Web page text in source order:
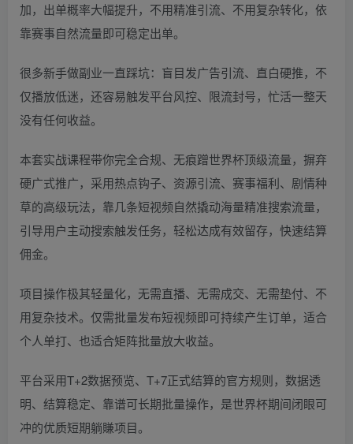
加，出单概率大幅提升，不用精准引流、不用复杂转化，依
靠赛事自然流量即可稳定出单。
很多新手做副业一直踩坑：盲目发广告引流、直白硬推，不
仅播放低迷，还容易触发平台风控、限流封号，忙活一整天
没有任何收益。
本套实战课程带你完全合规、无痕蹭世界杯顶级流量，摒弃
硬广式推广，采用热点钩子、资源引流、赛事福利、剧情种
草的高级玩法，靠几条短视频自然撬动海量精准搜索流量，
引导用户主动搜索触发任务，轻松达成有效留存，快速结算
佣金。
项目操作极其轻量化，无需直播、无需成交、无需垫付、不
用复杂技术。仅需批量发布短视频即可持续产生订单，适合
个人单打、也适合矩阵批量放大收益。
平台采用T+2数据预览、T+7正式结算的官方规则，数据透
明、结算稳定、靠谱可长期批量操作，是世界杯期间闭眼可
冲的优质短期躺賺项目。